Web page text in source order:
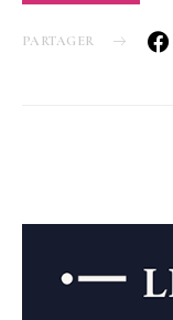
PARTAGER